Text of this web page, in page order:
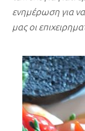
ενημέρωση για
μας οι